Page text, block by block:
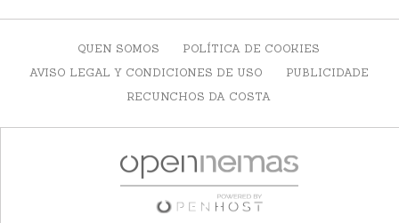
QUEN SOMOS
POLÍTICA DE COOKIES
AVISO LEGAL Y CONDICIONES DE USO
PUBLICIDADE
RECUNCHOS DA COSTA